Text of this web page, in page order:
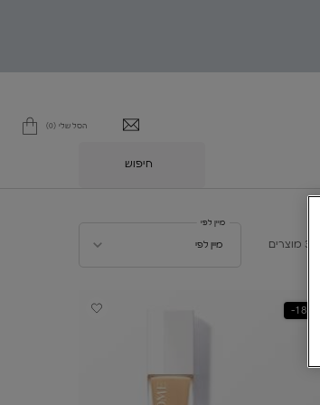
הסל שלי 0 0 מוצר בסל
חיפוש
3 מוצרים
מיין לפי
מיין לפי
מיין לפי
18%-